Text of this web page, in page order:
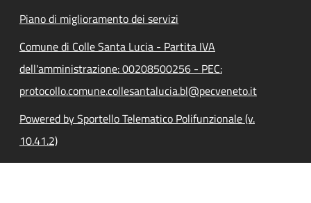
Piano di miglioramento dei servizi
Comune di Colle Santa Lucia - Partita IVA
dell'amministrazione: 00208500256 - PEC:
protocollo.comune.collesantalucia.bl@pecveneto.it
Powered by Sportello Telematico Polifunzionale (v.
10.41.2)